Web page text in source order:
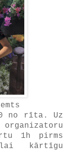
no rīta. Uz
1h pirms
kārtīgu